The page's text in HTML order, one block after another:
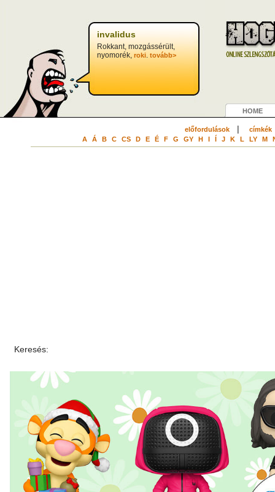
invalidus
Rokkant, mozgássérült,
nyomorék, roki. tovább>
HOME
előfordulások| címkék
A Á B C CS D E É F G GY H I Í J K L LY M
Keresés: